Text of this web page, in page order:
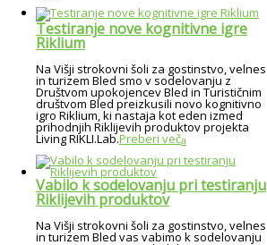
Testiranje nove kognitivne igre
Riklium
Na Višji strokovni šoli za gostinstvo, velnes
in turizem Bled smo v sodelovanju z
Društvom upokojencev Bled in Turističnim
društvom Bled preizkusili novo kognitivno
igro Riklium, ki nastaja kot eden izmed
prihodnjih Riklijevih produktov projekta
Living RIKLI.Lab.Preberi več
Vabilo k sodelovanju pri testiranju
Riklijevih produktov
Na Višji strokovni šoli za gostinstvo, velnes
in turizem Bled vas vabimo k sodelovanju